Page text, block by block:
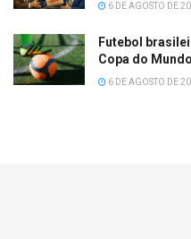
6 DE AGOSTO DE
Futebol
Copa do
6 DE AGOSTO DE